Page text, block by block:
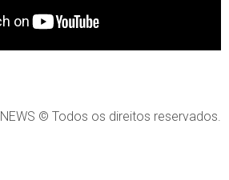
© Todos os direitos reservados.